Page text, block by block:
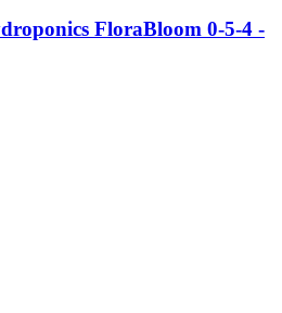
FloraBloom 0-5-4 -